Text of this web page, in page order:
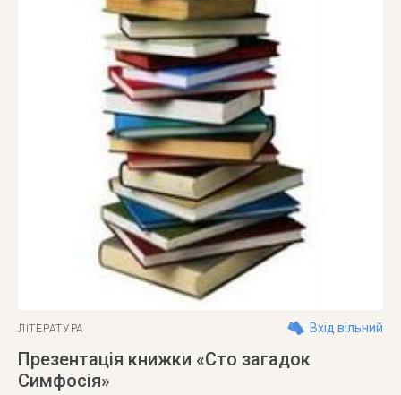
ЛІТЕРАТУРА Вхід вільний
Презентація книжки «Сто загадок
Симфосія»